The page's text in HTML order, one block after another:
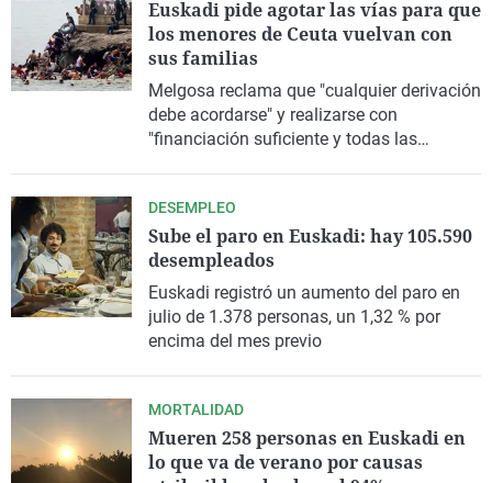
Euskadi pide agotar las vías para que
los menores de Ceuta vuelvan con
sus familias
Melgosa reclama que "cualquier derivación
debe acordarse" y realizarse con
"financiación suficiente y todas las
DESEMPLEO
Sube el paro en Euskadi: hay 105.590
desempleados
Euskadi registró un aumento del paro en
julio de 1.378 personas, un 1,32 % por
encima del mes previo
MORTALIDAD
Mueren 258 personas en Euskadi en
lo que va de verano por causas